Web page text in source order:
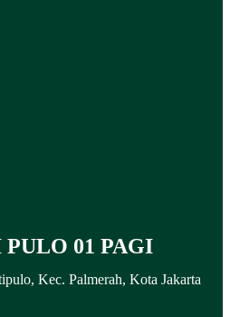
01 PAGI
Kec. Palmerah, Kota Jakarta